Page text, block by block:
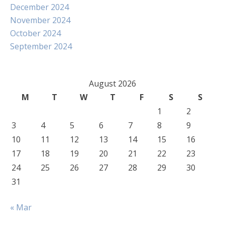
December 2024
November 2024
October 2024
September 2024
August 2026
M
T W T F S
S
1
2
3
4 5 6 7 8
9
10
11 12 13 14 15
16
17
18 19 20 21 22
23
24
25 26 27 28 29
30
31
« Mar